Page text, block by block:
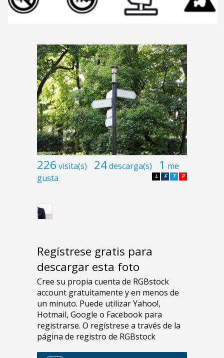
226 visita(s) 24descarga(s) 1 me
gusta
P
T
F
L
Regístrese gratis para
descargar esta foto